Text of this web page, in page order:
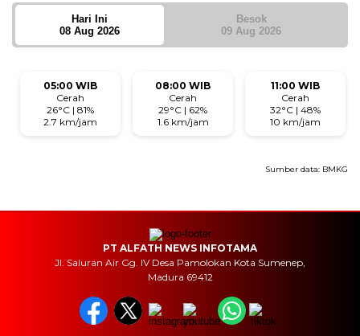
Hari Ini
08 Aug 2026
Besok
09 Aug 2026
05:00 WIB
Cerah
26°C | 81%
2.7 km/jam
08:00 WIB
Cerah
29°C | 62%
1.6 km/jam
11:00 WIB
Cerah
32°C | 48%
10 km/jam
Sumber data: BMKG
PT ALFATH NEWS INFOTAMA
Jl. Saluran Air Gg. IV Desa Pamolokan Kota Sumenep,
Madura 69412